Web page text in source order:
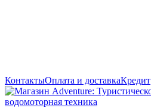
КонтактыОплата и доставкаКредит